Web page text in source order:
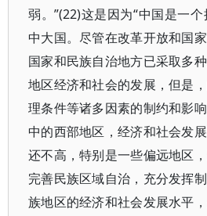
弱。”(22)这是因为“中国是一
中大国。尽管在改革开放和国
国家和民族自治地方已采取多
地区经济和社会的发展，但是
理条件等诸多因素的制约和影
中的西部地区，经济和社会发
还不高，特别是一些偏远地区
完善民族区域自治，充分发挥
族地区的经济和社会发展水平